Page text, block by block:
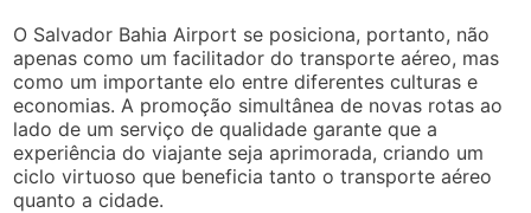
O Salvador Bahia Airport se posiciona, portanto, não
apenas como um facilitador do transporte aéreo, mas
como um importante elo entre diferentes culturas e
economias. A promoção simultânea de novas rotas ao
lado de um serviço de qualidade garante que a
experiência do viajante seja aprimorada, criando um
ciclo virtuoso que beneficia tanto o transporte aéreo
quanto a cidade.